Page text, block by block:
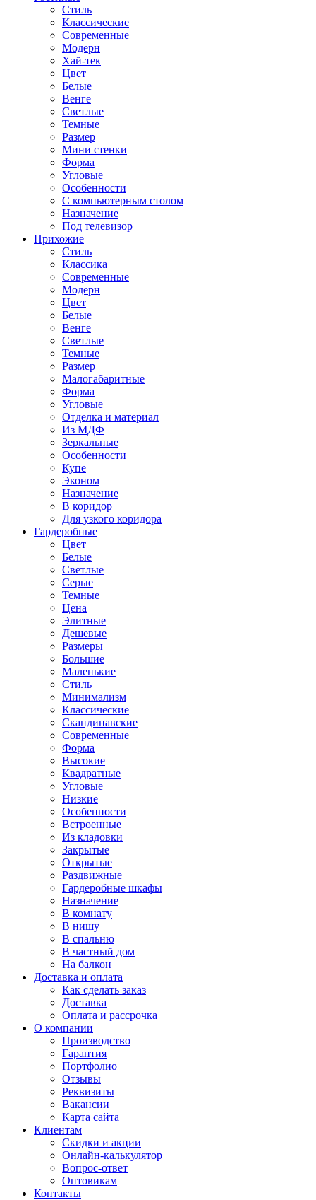
Стиль
Классические
Современные
Модерн
Хай-тек
Цвет
Белые
Венге
Светлые
Темные
Размер
Мини стенки
Форма
Угловые
Особенности
С компьютерным столом
Назначение
Под телевизор
Прихожие
Стиль
Классика
Современные
Модерн
Цвет
Белые
Венге
Светлые
Темные
Размер
Малогабаритные
Форма
Угловые
Отделка и материал
Из МДФ
Зеркальные
Особенности
Купе
Эконом
Назначение
В коридор
Для узкого коридора
Гардеробные
Цвет
Белые
Светлые
Серые
Темные
Цена
Элитные
Дешевые
Размеры
Большие
Маленькие
Стиль
Минимализм
Классические
Скандинавские
Современные
Форма
Высокие
Квадратные
Угловые
Низкие
Особенности
Встроенные
Из кладовки
Закрытые
Открытые
Раздвижные
Гардеробные шкафы
Назначение
В комнату
В нишу
В спальню
В частный дом
На балкон
Доставка и оплата
Как сделать заказ
Доставка
Оплата и рассрочка
О компании
Производство
Гарантия
Портфолио
Отзывы
Реквизиты
Вакансии
Карта сайта
Клиентам
Скидки и акции
Онлайн-калькулятор
Вопрос-ответ
Оптовикам
Контакты